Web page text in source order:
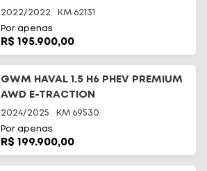
2022/2022 KM 62131
Por apenas
R$ 195.900,00
GWM HAVAL 1.5 H6 PHEV PREMIUM
AWD E-TRACTION
2024/2025 KM 69530
Por apenas
R$ 199.900,00